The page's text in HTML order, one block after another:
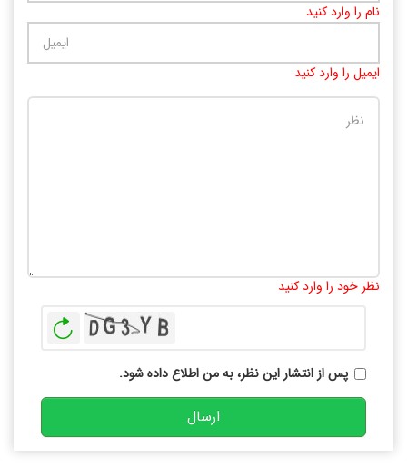
نام را وارد کنید
ایمیل را وارد کنید
نظر خود را وارد کنید
پس از انتشار این نظر، به من اطلاع داده شود.
ارسال